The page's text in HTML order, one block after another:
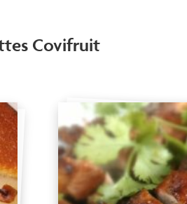
Covifruit